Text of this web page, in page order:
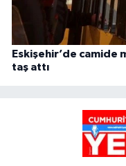
Eskişehir’de camide
taş attı